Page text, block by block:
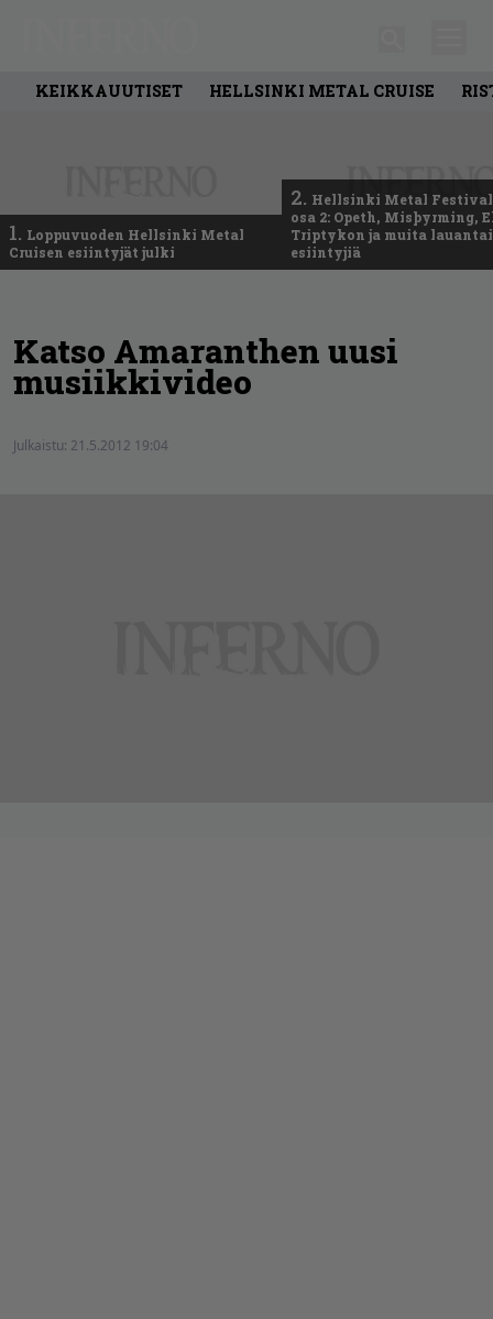
KEIKKAUUTISET HELLSINKI METAL CRUISE
1. Loppuvuoden Hellsinki Metal
Cruisen esiintyjät julki
2. Hellsinki Metal
osa 2: Opeth, Misþyrming,
Triptykon ja muita
esiintyjiä
Katso Amaranthen uusi
musiikkivideo
Julkaistu: 21.5.2012 19:04